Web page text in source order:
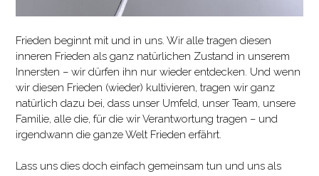
Frieden beginnt mit und in uns. Wir alle tragen diesen
inneren Frieden als ganz natürlichen Zustand in unserem
Innersten – wir dürfen ihn nur wieder entdecken. Und wenn
wir diesen Frieden (wieder) kultivieren, tragen wir ganz
natürlich dazu bei, dass unser Umfeld, unser Team, unsere
Familie, alle die, für die wir Verantwortung tragen – und
irgendwann die ganze Welt Frieden erfährt.
Lass uns dies doch einfach gemeinsam tun und uns als